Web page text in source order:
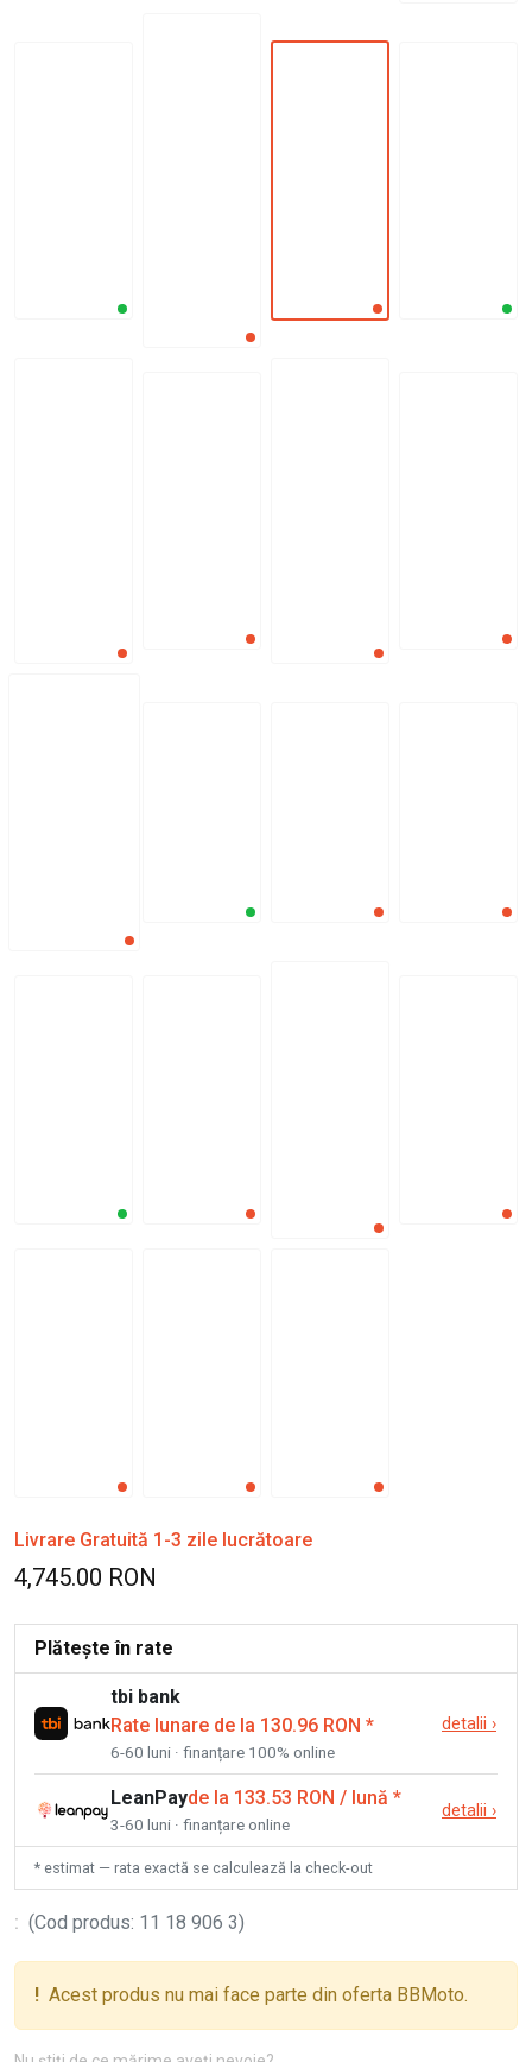
Livrare Gratuită 1-3 zile lucrătoare
4,745.00 RON
Plătește în rate
tbi bank
Rate lunare de la 130.96 RON *
6-60 luni · finanțare 100% online
detalii ›
LeanPayde la 133.53 RON / lună *
3-60 luni · finanțare online
detalii ›
* estimat — rata exactă se calculează la check-out
: (Cod produs: 11 18 906 3)
! Acest produs nu mai face parte din oferta BBMoto.